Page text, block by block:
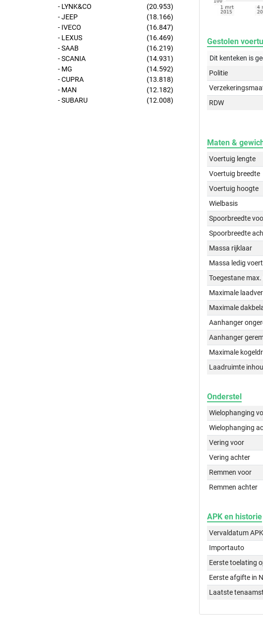
- LYNK&CO
(20.953)
- JEEP
(18.166)
- IVECO
(16.847)
- LEXUS
(16.469)
- SAAB
(16.219)
- SCANIA
(14.931)
- MG
(14.592)
- CUPRA
(13.818)
- MAN
(12.182)
- SUBARU
(12.008)
Gestolen
Dit kenteken is
Politie
RDW
Maten &
Voertuig lengte
Voertuig breedte
Voertuig hoogte
Wielbasis
Spoorbreedte
Spoorbreedte
Massa rijklaar
Massa ledig
Toegestane
Maximale
Maximale
Aanhanger
Aanhanger
Maximale
Laadruimte
Onderstel
Wielophanging
Wielophanging
Vering voor
Vering achter
Remmen voor
Remmen achter
APK en historie
Vervaldatum APK
Importauto
Eerste toelating
Eerste afgifte in
Laatste